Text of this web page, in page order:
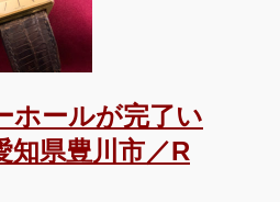
ホールが完了い
知県豊川市／R